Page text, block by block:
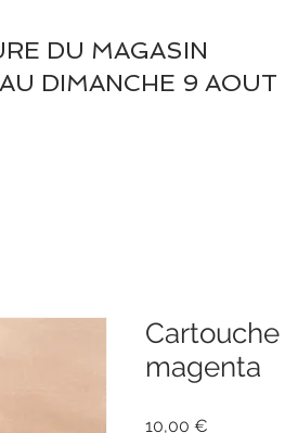
DU MAGASIN
DIMANCHE 9 AOUT
magenta
10,00 €